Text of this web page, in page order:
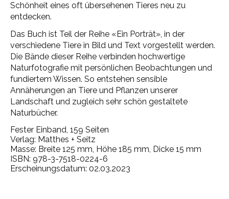
Schönheit eines oft übersehenen Tieres neu zu
entdecken.
Das Buch ist Teil der Reihe «Ein Porträt», in der
verschiedene Tiere in Bild und Text vorgestellt werden.
Die Bände dieser Reihe verbinden hochwertige
Naturfotografie mit persönlichen Beobachtungen und
fundiertem Wissen. So entstehen sensible
Annäherungen an Tiere und Pflanzen unserer
Landschaft und zugleich sehr schön gestaltete
Naturbücher.
Fester Einband, 159 Seiten
Verlag: Matthes + Seitz
Masse: Breite 125 mm, Höhe 185 mm, Dicke 15 mm
ISBN: 978-3-7518-0224-6
Erscheinungsdatum: 02.03.2023